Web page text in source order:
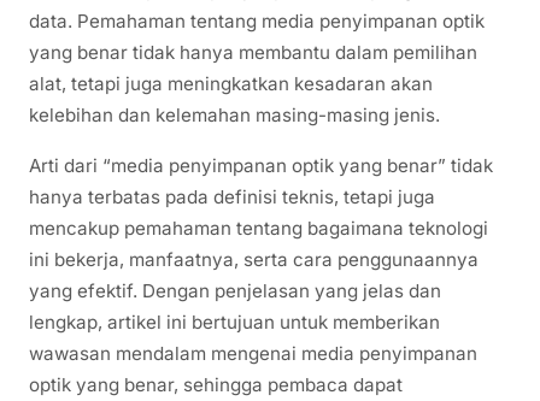
data. Pemahaman tentang media penyimpanan optik
yang benar tidak hanya membantu dalam pemilihan
alat, tetapi juga meningkatkan kesadaran akan
kelebihan dan kelemahan masing-masing jenis.
Arti dari “media penyimpanan optik yang benar” tidak
hanya terbatas pada definisi teknis, tetapi juga
mencakup pemahaman tentang bagaimana teknologi
ini bekerja, manfaatnya, serta cara penggunaannya
yang efektif. Dengan penjelasan yang jelas dan
lengkap, artikel ini bertujuan untuk memberikan
wawasan mendalam mengenai media penyimpanan
optik yang benar, sehingga pembaca dapat